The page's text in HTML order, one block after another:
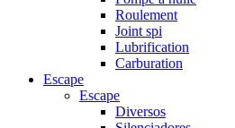
Roulement
Joint spi
Lubrification
Carburation
Escape
Escape
Diversos